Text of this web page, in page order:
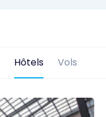
Hôtels Vols